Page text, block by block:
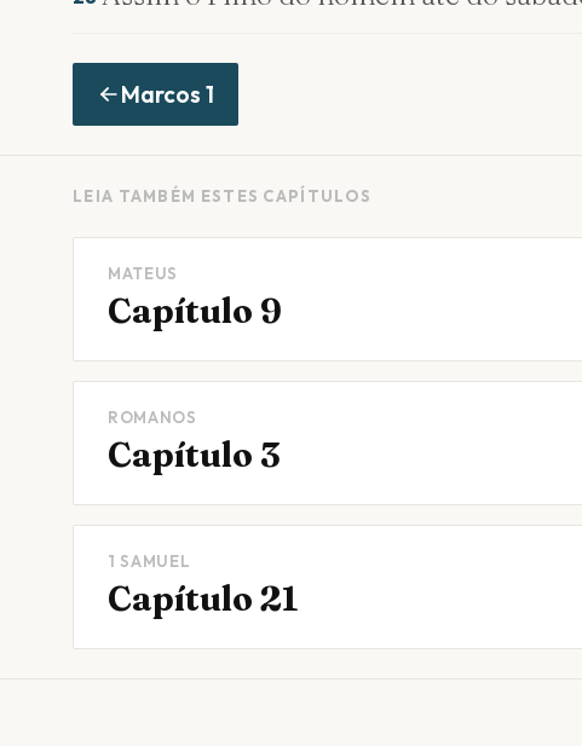
Marcos 1
LEIA TAMBÉM ESTES CAPÍTULOS
MATEUS
Capítulo 9
ROMANOS
Capítulo 3
1 SAMUEL
Capítulo 21